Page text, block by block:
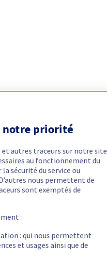
notre priorité
autres traceurs sur notre site
au fonctionnement du
sécurité du service ou
nous permettent de
sont exemptés de
:
: qui nous permettent
et usages ainsi que de